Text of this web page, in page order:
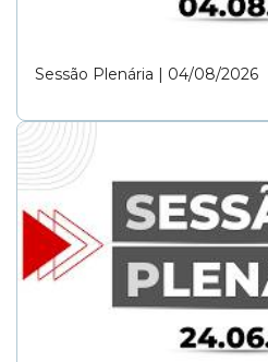
Sessão Plenária | 04/08/2026